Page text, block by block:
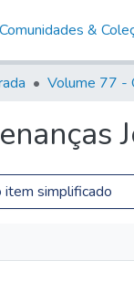
Comunidades &
item simplificado